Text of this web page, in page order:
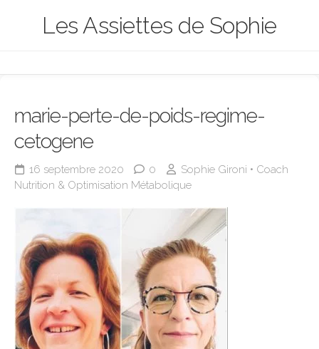
Les Assiettes de Sophie
marie-perte-de-poids-regime-
cetogene
16 septembre 2020 0
Sophie Gironi • Coach
Nutrition & Optimisation Métabolique